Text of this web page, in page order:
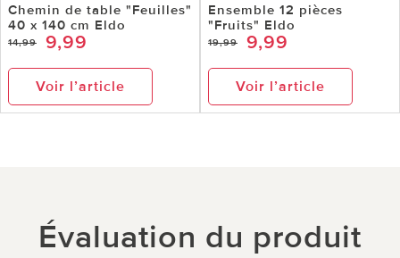
Chemin de table "Feuilles"
40 x 140 cm Eldo
14,99 9,99
Voir l’article
Ensemble 12 pièces
"Fruits" Eldo
19,99 9,99
Voir l’article
Évaluation du produit